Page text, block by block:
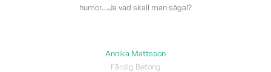
humor…Ja vad skall man säga!?
Annika Mattsson
Färdig Betong